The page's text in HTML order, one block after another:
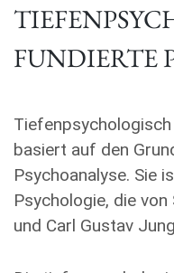
FUNDIERTE
basiert auf den
Psychoanalyse. Sie
Psychologie, die
und Carl Gustav